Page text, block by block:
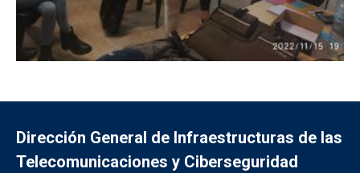
Dirección General de Infraestructuras de las
Telecomunicaciones y Ciberseguridad